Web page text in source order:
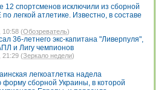
12 спортсменов исключили из сборной
легкой атлетике. Известно, в составе
10:58 (Обозреватель)
36-летнего экс-капитана "Ливерпуля",
и Лигу чемпионов
21:29 (Зеркало недели)
легкоатлетка надела
сборной Украины, в которой